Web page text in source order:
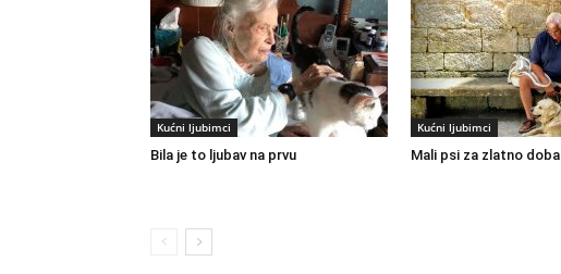
Kućni ljubimci
Bila je to ljubav na prvu
Kućni ljubimci
Mali psi za zlatno doba